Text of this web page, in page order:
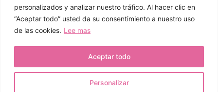
personalizados y analizar nuestro tráfico. Al hacer clic en
“Aceptar todo” usted da su consentimiento a nuestro uso
de las cookies. Lee mas
Personalizar
Aceptar todo
© 2022 Todos los derechos reservados